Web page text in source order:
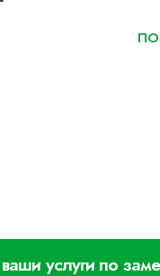
услуги по